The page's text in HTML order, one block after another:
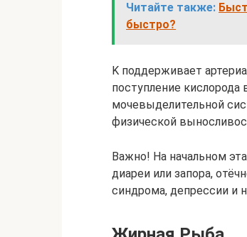
Читайте также:
быстро?
K поддерживает
поступление кислорода
мочевыделительной
физической
Важно! На начальном
диареи или запора,
синдрома, депрессии и